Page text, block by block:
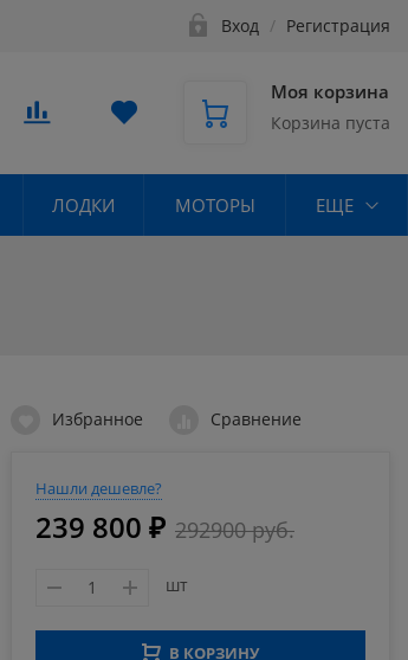
Вход / Регистрация
Моя корзина
Корзина пуста
ЛОДКИ МОТОРЫ ЕЩЕ
Избранное Сравнение
Нашли дешевле?
239 800 ₽ 292900 руб.
шт
В КОРЗИНУ